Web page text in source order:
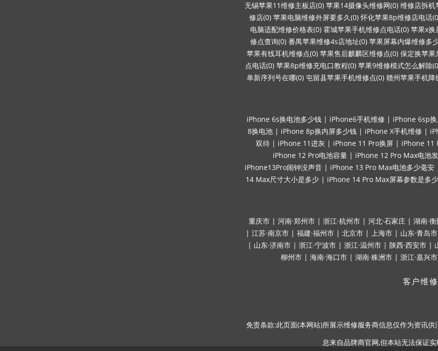
无锡苹果11维修主板店(0) 苹果14摄像头维修网(0) 维修店拆机
修店(0) 苹果电脑维修外屏要多久(0) 怀化苹果8p维修店电话
电脑适配维修价格表(0) 霍城苹果手机维修点电话(0) 苹果x换
修点查询(0) 番禺苹果维修4s店地址(0) 苹果屏幕内爆维修多
苹果有线耳机维修点(0) 苹果售后麒麟区维修点(0) 保定换苹果
点电话(0) 苹果8p维修充电口教程(0) 苹果9维修模式怎么解除
单新序列号在哪(0) 屯留县苹果手机维修点(0) 赣州苹果手机降
iPhone 6s换电池多少钱 | iPhone6手机维修 | iPhone 6sp
8换电池 | iPhone 8p换内屏多少钱 | iPhone X手机维修 |
双待 | iPhone 11进灰 | iPhone 11 Pro换屏 | iPhone 11
iPhone 12 Pro电池容量 | iPhone 12 Pro Max电池
iPhone13Pro闹钟没声音 | iPhone 13 Pro Max电池多少毫安
14 Max尺寸大小是多少 | iPhone 14 Pro Max屏幕参数是多少
重庆市 | 河南·郑州市 | 浙江·杭州市 | 河北·石家庄 | 湖南·
| 江苏·南京市 | 福建·福州市 | 北京市 | 上海市 | 山东·青岛市
| 山东·济南市 | 浙江·宁波市 | 浙江·温州市 | 陕西·西安市 |
柳州市 | 海南·海口市 | 湖南·株洲市 | 浙江·嘉兴市
客户维
免责条款:此页面(本网站)所展示维修服务商信息仅作为资讯
息来自品牌商官网,但本站无法保证